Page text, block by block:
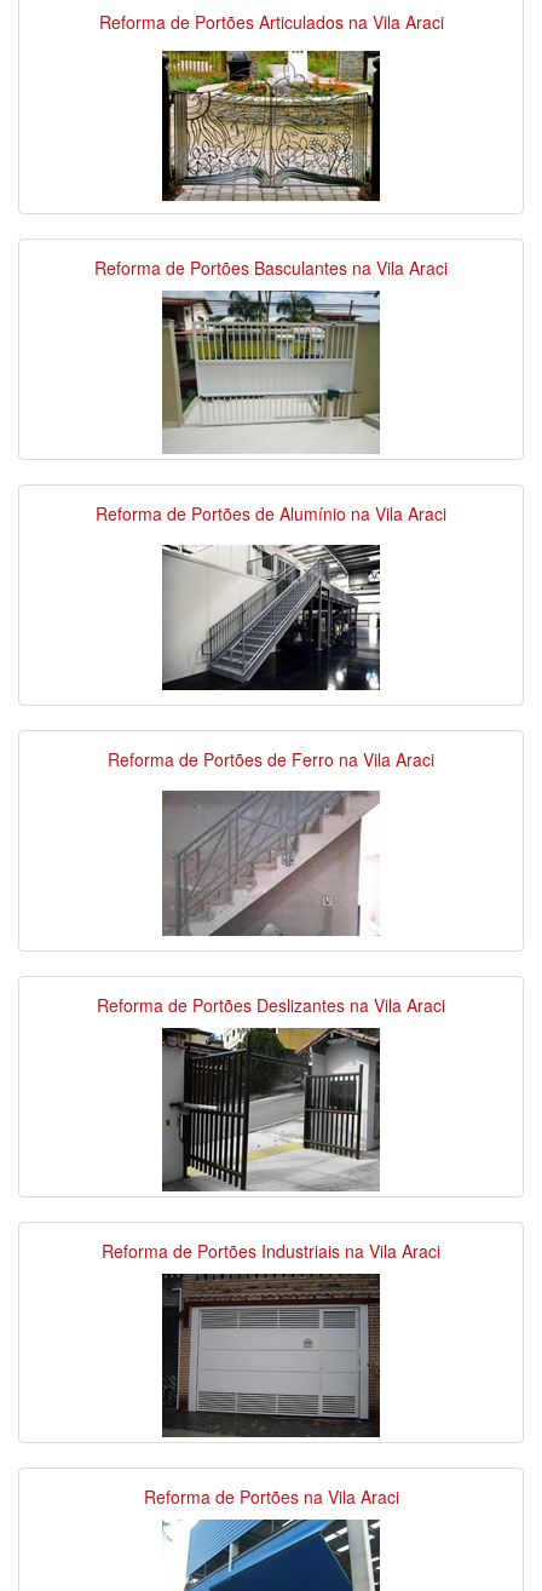
Reforma de Portões Articulados na Vila Araci
Reforma de Portões Basculantes na Vila Araci
Reforma de Portões de Alumínio na Vila Araci
Reforma de Portões de Ferro na Vila Araci
Reforma de Portões Deslizantes na Vila Araci
Reforma de Portões Industriais na Vila Araci
Reforma de Portões na Vila Araci